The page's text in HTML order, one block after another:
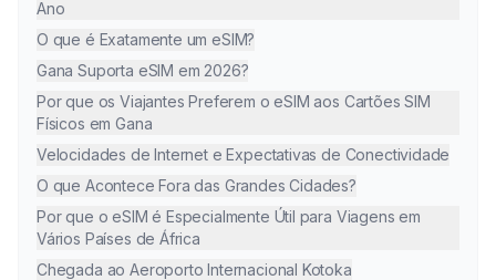
Ano
O que é Exatamente um eSIM?
Gana Suporta eSIM em 2026?
Por que os Viajantes Preferem o eSIM aos Cartões SIM
Físicos em Gana
Velocidades de Internet e Expectativas de Conectividade
O que Acontece Fora das Grandes Cidades?
Por que o eSIM é Especialmente Útil para Viagens em
Vários Países de África
Chegada ao Aeroporto Internacional Kotoka